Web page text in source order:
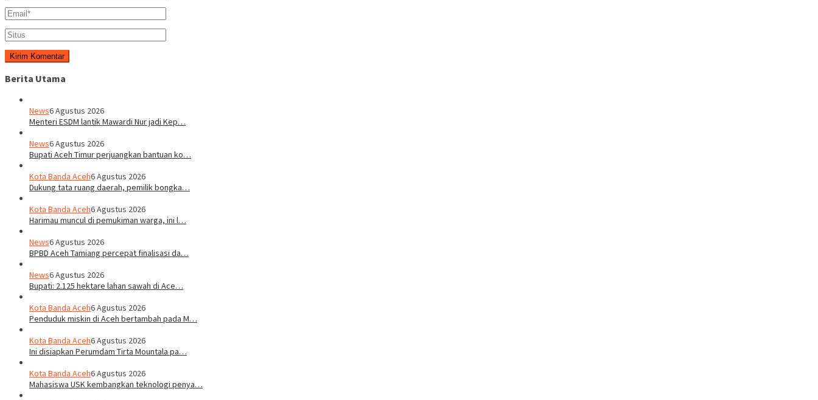
Berita Utama
News6 Agustus 2026
Menteri ESDM lantik Mawardi Nur jadi Kep…
News6 Agustus 2026
Bupati Aceh Timur perjuangkan bantuan ko…
Kota Banda Aceh6 Agustus 2026
Dukung tata ruang daerah, pemilik bongka…
Kota Banda Aceh6 Agustus 2026
Harimau muncul di pemukiman warga, ini l…
News6 Agustus 2026
BPBD Aceh Tamiang percepat finalisasi da…
News6 Agustus 2026
Bupati: 2.125 hektare lahan sawah di Ace…
Kota Banda Aceh6 Agustus 2026
Penduduk miskin di Aceh bertambah pada M…
Kota Banda Aceh6 Agustus 2026
Ini disiapkan Perumdam Tirta Mountala pa…
Kota Banda Aceh6 Agustus 2026
Mahasiswa USK kembangkan teknologi penya…